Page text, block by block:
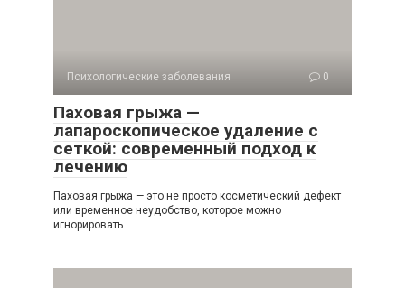
Психологические заболевания 0
Паховая грыжа —
лапароскопическое удаление с
сеткой: современный подход к
лечению
Паховая грыжа — это не просто косметический дефект
или временное неудобство, которое можно
игнорировать.